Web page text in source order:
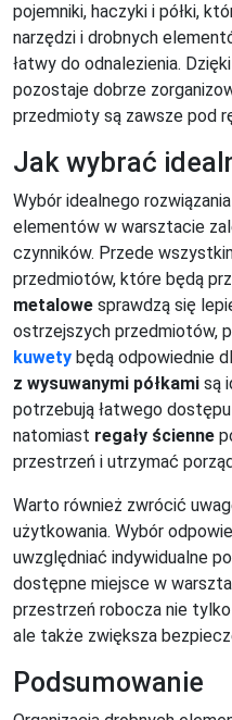
pojemniki, haczyki i półki,
narzędzi i drobnych
łatwy do odnalezienia.
pozostaje dobrze
przedmioty są zawsze pod
Jak wybrać
Wybór idealnego
elementów w warsztacie
czynników. Przede
przedmiotów, które będą
metalowe sprawdzą się
ostrzejszych przedmiotów,
kuwety będą odpowiednie
z wysuwanymi półkami są
potrzebują łatwego
natomiast regały ścienne
przestrzeń i utrzymać
Warto również zwrócić
użytkowania. Wybór
uwzględniać indywidualne
dostępne miejsce w
przestrzeń robocza nie
ale także zwiększa
Podsumowanie